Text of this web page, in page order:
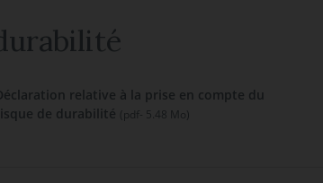
relative à la prise en compte du
de durabilité (pdf- 5.48 Mo)